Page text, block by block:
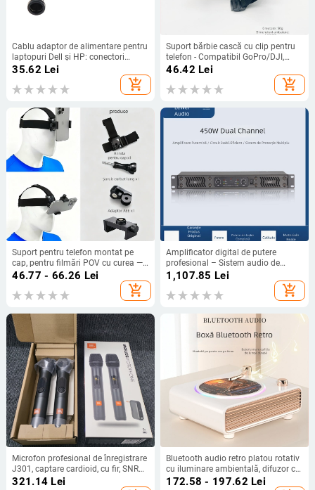
Cablu adaptor de alimentare pentru
laptopuri Dell și HP: conectori
7.4x5.0 mm masculin la 4.5x3.0
mm feminin, OEM, marcă YL, model
4530F la 7450M
35.62 Lei
add_shopping_cart
Suport bărbie cască cu clip pentru
telefon - Compatibil GoPro/DJI,
PP+TPE, Model GR19
46.42 Lei
add_shopping_cart
Suport pentru telefon montat pe
cap, pentru filmări POV cu curea —
Material ABS, compatibil universal,
46.77 - 66.26 Lei
add_shopping_cart
Amplificator digital de putere
profesional – Sistem audio de
scenă cu două canale pentru acasă,
spectacole și conferințe
1,107.85 Lei
add_shopping_cart
Microfon profesional de înregistrare
J301, captare cardioid, cu fir, SNR
≥75 dB, tensiune de lucru 5 V
321.14 Lei
Bluetooth audio retro platou rotativ
cu iluminare ambientală, difuzor cu
încărcare fără fir
172.58 - 197.62 Lei